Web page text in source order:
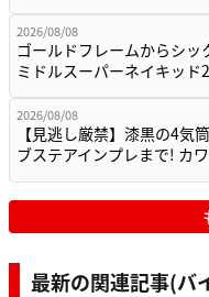
2026/08/08
ゴールドフレームからシッ
ミドルスーパーネイキッ
2026/08/08
【見逃し厳禁】漆黒の4気
ブステアインプレまで! カ
最新の関連記事(バ